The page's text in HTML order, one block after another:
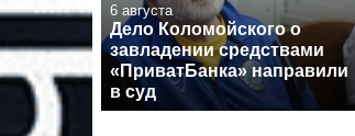
6 августа
Дело Коломойского о
завладении средствами
«ПриватБанка» направили
в суд